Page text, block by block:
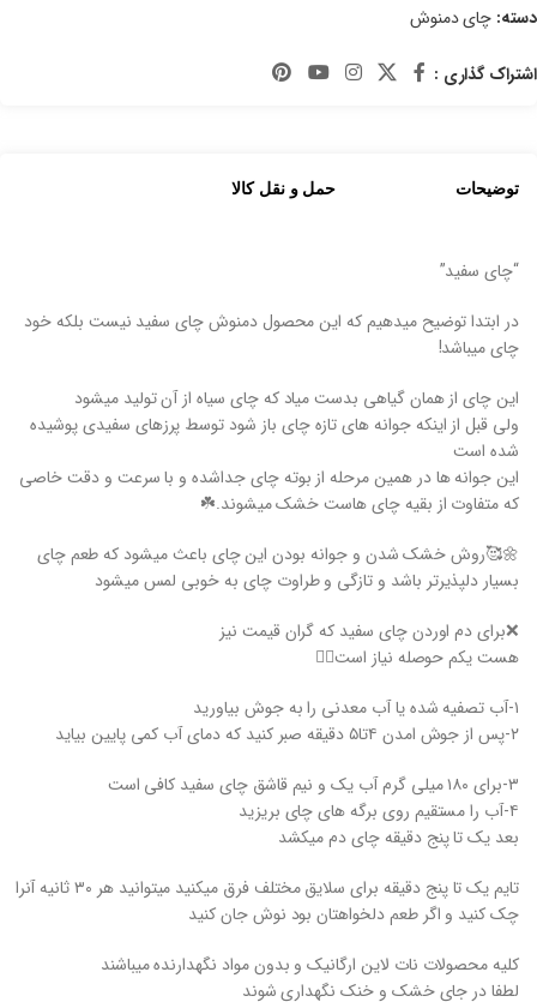
دسته: چای دمنوش
اشتراک گذاری :
توضیحات حمل و نقل کالا
“چای سفید”
در ابتدا توضیح میدهیم که این محصول دمنوش چای سفید نیست بلکه خود
چای میباشد!
این چای از همان گیاهی بدست میاد که چای سیاه از آن تولید میشود
ولی قبل از اینکه جوانه های تازه چای باز شود توسط پرزهای سفیدی پوشیده
شده است
این جوانه ها در همین مرحله از بوته چای جداشده و با سرعت و دقت خاصی
که متفاوت از بقیه چای هاست خشک میشوند.☘️
🌼🥰روش خشک شدن و جوانه بودن این چای باعث میشود که طعم چای
بسیار دلپذیرتر باشد و تازگی و طراوت چای به خوبی لمس میشود
❌برای دم اوردن چای سفید که گران قیمت نیز
هست یکم حوصله نیاز است👇🏻
۱-آب تصفیه شده یا آب معدنی را به جوش بیاورید
۲-پس از جوش امدن ۴تا۵ دقیقه صبر کنید که دمای آب کمی پایین بیاید
۳-برای ۱۸۰ میلی گرم آب یک و نیم قاشق چای سفید کافی است
۴-آب را مستقیم روی برگه های چای بریزید
بعد یک تا پنج دقیقه چای دم میکشد
تایم یک تا پنج دقیقه برای سلایق مختلف فرق میکنید میتوانید هر ۳۰ ثانیه آنرا
چک کنید و اگر طعم دلخواهتان بود نوش جان کنید
کلیه محصولات نات لاین ارگانیک و بدون مواد نگهدارنده میباشند
لطفا در جای خشک و خنک نگهداری شوند